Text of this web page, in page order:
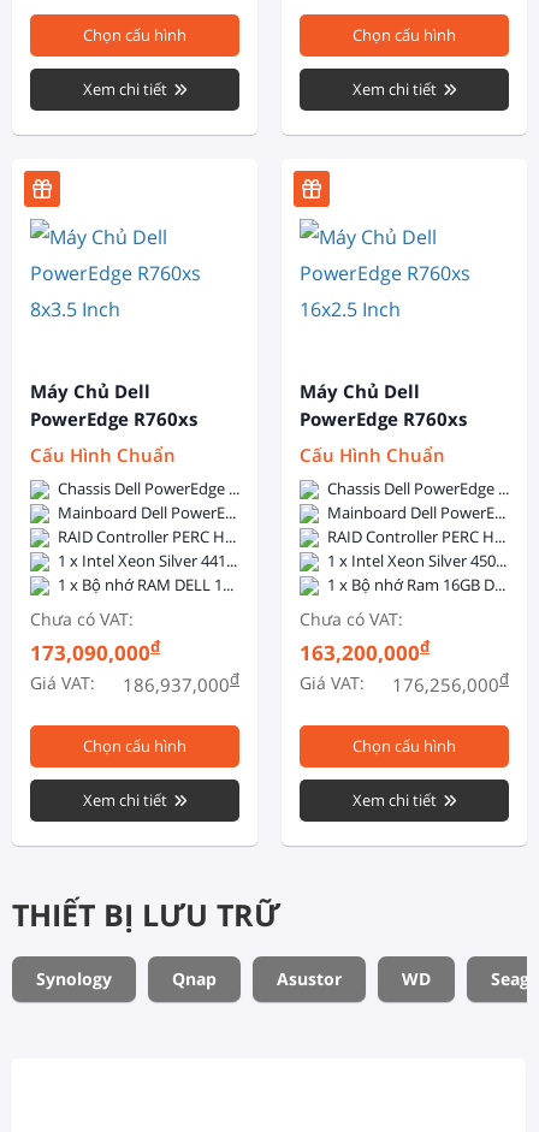
Chọn cấu hình
Xem chi tiết
Chọn cấu hình
Xem chi tiết
Máy Chủ Dell
PowerEdge R760xs
8x3.5 Inch
Cấu Hình Chuẩn
Chassis Dell PowerEdge R760xs 8x3.5-inch - Dual, Hot-plug, Power Supply Redundant (1+1), 800W
Mainboard Dell PowerEdge R760xs
RAID Controller PERC H755
1 x Intel Xeon Silver 4410Y (12C/24T, 2.0GHz, 30MB Cache, 150W, DDR5-4000)
1 x Bộ nhớ RAM DELL 16GB DDR5 5600MHz ECC Registered DIMM
Chưa có VAT:
173,090,000đ
Giá VAT: 186,937,000đ
Chọn cấu hình
Xem chi tiết
Máy Chủ Dell
PowerEdge R760xs
16x2.5 Inch
Cấu Hình Chuẩn
Chassis Dell PowerEdge R760xs 16x2.5-inch - Dual, Hot-plug, Power Supply Redundant (1+1), 800W
Mainboard Dell PowerEdge R760xs
RAID Controller PERC H755
1 x Intel Xeon Silver 4509Y (8C/16T, 2.6GHz, 22.5MB Cache, 125W, DDR5-4400)
1 x Bộ nhớ Ram 16GB DDR5 5600 ECC RDIMM
Chưa có VAT:
163,200,000đ
Giá VAT: 176,256,000đ
Chọn cấu hình
Xem chi tiết
THIẾT BỊ LƯU TRỮ
Synology Qnap Asustor WD